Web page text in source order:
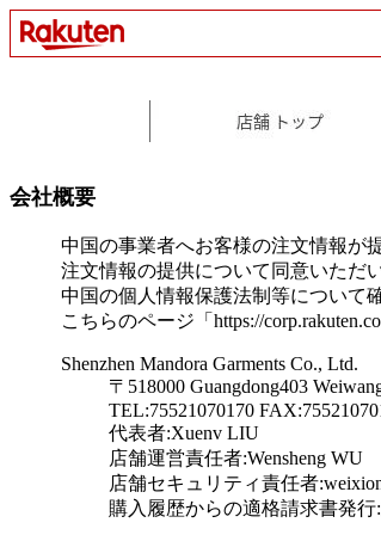
会社概要
中国の事業者へお客様の注文情報が
注文情報の提供について同意いただ
中国の個人情報保護法制等について
こちらのページ「https://
Shenzhen Mandora Garments Co., Ltd.
〒518000 Guangdong403
TEL:75521070170
代表者:Xuenv LIU
店舗運営責任者:Wensheng WU
店舗セキュリティ責任者
購入履歴からの適格請求書発行